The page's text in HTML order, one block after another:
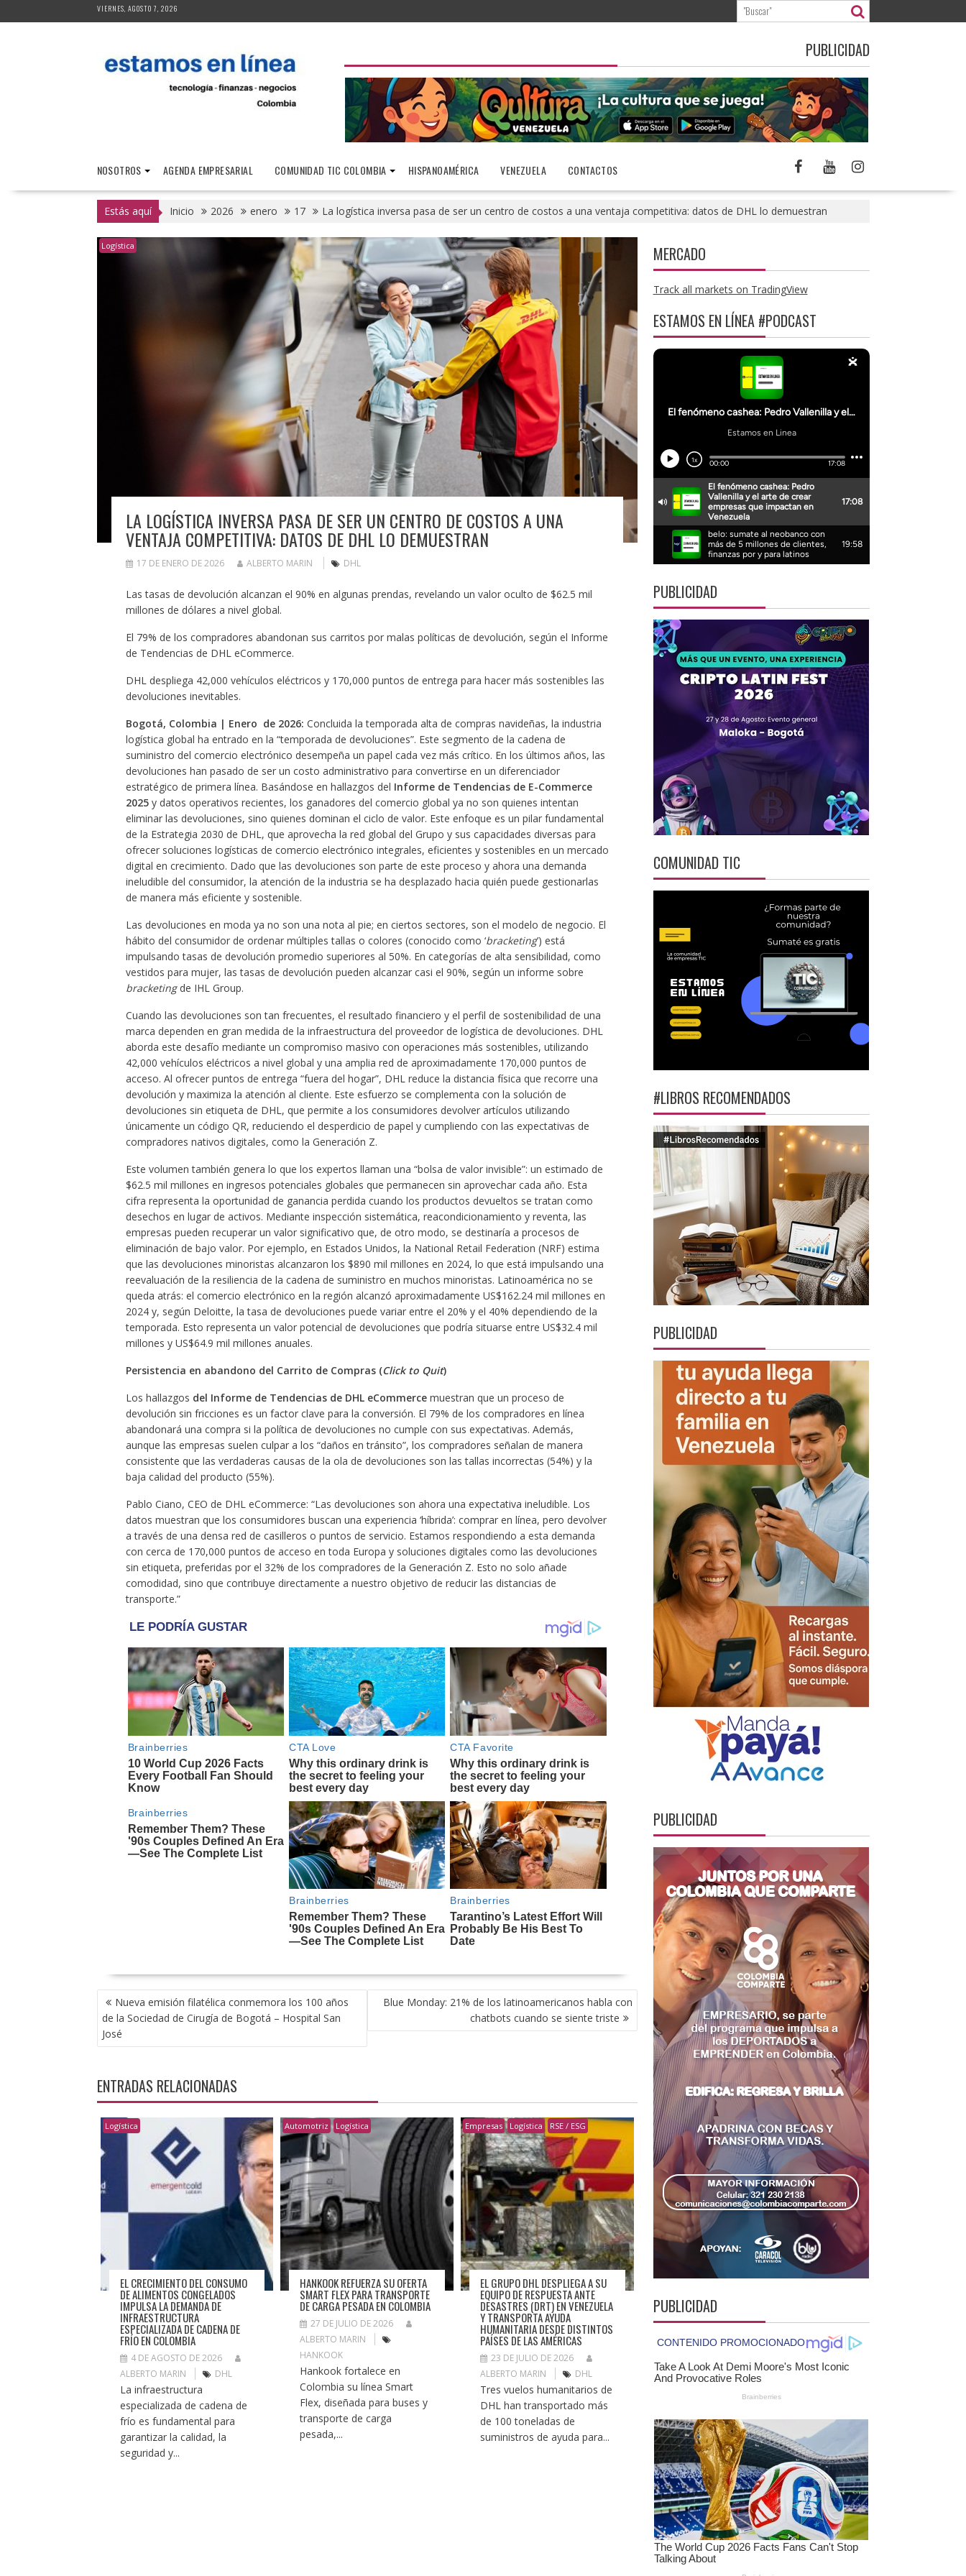
al
VIERNES, AGOSTO 7, 2026
PUBLICIDAD
NOSOTROS AGENDA EMPRESARIAL COMUNIDAD TIC COLOMBIA HISPANOAMÉRICA VENEZUELA CONTACTOS
Estás aquí Inicio 2026 enero 17 La logística inversa pasa de ser un centro de costos a una ventaja competitiva: datos de DHL lo demuestran
Logística
LA LOGÍSTICA INVERSA PASA DE SER UN CENTRO DE COSTOS A UNA
VENTAJA COMPETITIVA: DATOS DE DHL LO DEMUESTRAN
17 DE ENERO DE 2026 ALBERTO MARIN DHL
Las tasas de devolución alcanzan el 90% en algunas prendas, revelando un valor oculto de $62.5 mil
millones de dólares a nivel global.
El 79% de los compradores abandonan sus carritos por malas políticas de devolución, según el Informe
de Tendencias de DHL eCommerce.
DHL despliega 42,000 vehículos eléctricos y 170,000 puntos de entrega para hacer más sostenibles las
devoluciones inevitables.
Bogotá, Colombia | Enero de 2026: Concluida la temporada alta de compras navideñas, la industria
logística global ha entrado en la “temporada de devoluciones”. Este segmento de la cadena de
suministro del comercio electrónico desempeña un papel cada vez más crítico. En los últimos años, las
devoluciones han pasado de ser un costo administrativo para convertirse en un diferenciador
estratégico de primera línea. Basándose en hallazgos del Informe de Tendencias de E-Commerce
2025y datos operativos recientes, los ganadores del comercio global ya no son quienes intentan
eliminar las devoluciones, sino quienes dominan el ciclo de valor. Este enfoque es un pilar fundamental
de la Estrategia 2030 de DHL, que aprovecha la red global del Grupo y sus capacidades diversas para
ofrecer soluciones logísticas de comercio electrónico integrales, eficientes y sostenibles en un mercado
digital en crecimiento. Dado que las devoluciones son parte de este proceso y ahora una demanda
ineludible del consumidor, la atención de la industria se ha desplazado hacia quién puede gestionarlas
de manera más eficiente y sostenible.
Las devoluciones en moda ya no son una nota al pie; en ciertos sectores, son el modelo de negocio. El
hábito del consumidor de ordenar múltiples tallas o colores (conocido como ‘bracketing’) está
impulsando tasas de devolución promedio superiores al 50%. En categorías de alta sensibilidad, como
vestidos para mujer, las tasas de devolución pueden alcanzar casi el 90%, según un informe sobre
bracketingde IHL Group.
Cuando las devoluciones son tan frecuentes, el resultado financiero y el perfil de sostenibilidad de una
marca dependen en gran medida de la infraestructura del proveedor de logística de devoluciones. DHL
aborda este desafío mediante un compromiso masivo con operaciones más sostenibles, utilizando
42,000 vehículos eléctricos a nivel global y una amplia red de aproximadamente 170,000 puntos de
acceso. Al ofrecer puntos de entrega “fuera del hogar”, DHL reduce la distancia física que recorre una
devolución y maximiza la atención al cliente. Este esfuerzo se complementa con la solución de
devoluciones sin etiqueta de DHL, que permite a los consumidores devolver artículos utilizando
únicamente un código QR, reduciendo el desperdicio de papel y cumpliendo con las expectativas de
compradores nativos digitales, como la Generación Z.
Este volumen también genera lo que los expertos llaman una “bolsa de valor invisible”: un estimado de
$62.5 mil millones en ingresos potenciales globales que permanecen sin aprovechar cada año. Esta
cifra representa la oportunidad de ganancia perdida cuando los productos devueltos se tratan como
desechos en lugar de activos. Mediante inspección sistemática, reacondicionamiento y reventa, las
empresas pueden recuperar un valor significativo que, de otro modo, se destinaría a procesos de
eliminación de bajo valor. Por ejemplo, en Estados Unidos, la National Retail Federation (NRF) estima
que las devoluciones minoristas alcanzaron los $890 mil millones en 2024, lo que está impulsando una
reevaluación de la resiliencia de la cadena de suministro en muchos minoristas. Latinoamérica no se
queda atrás: el comercio electrónico en la región alcanzó aproximadamente US$162.24 mil millones en
2024 y, según Deloitte, la tasa de devoluciones puede variar entre el 20% y el 40% dependiendo de la
temporada. Esto representa un valor potencial de devoluciones que podría situarse entre US$32.4 mil
millones y US$64.9 mil millones anuales.
Persistencia en abandono del Carrito de Compras (Click to Quit)
Los hallazgos del Informe de Tendencias de DHL eCommercemuestran que un proceso de
devolución sin fricciones es un factor clave para la conversión. El 79% de los compradores en línea
abandonará una compra si la política de devoluciones no cumple con sus expectativas. Además,
aunque las empresas suelen culpar a los “daños en tránsito”, los compradores señalan de manera
consistente que las verdaderas causas de la ola de devoluciones son las tallas incorrectas (54%) y la
baja calidad del producto (55%).
Pablo Ciano, CEO de DHL eCommerce: “Las devoluciones son ahora una expectativa ineludible. Los
datos muestran que los consumidores buscan una experiencia ‘híbrida’: comprar en línea, pero devolver
a través de una densa red de casilleros o puntos de servicio. Estamos respondiendo a esta demanda
con cerca de 170,000 puntos de acceso en toda Europa y soluciones digitales como las devoluciones
sin etiqueta, preferidas por el 32% de los compradores de la Generación Z. Esto no solo añade
comodidad, sino que contribuye directamente a nuestro objetivo de reducir las distancias de
transporte.”
NAVEGACIÓN
DE
ENTRADAS
Nueva emisión filatélica conmemora los 100 años
de la Sociedad de Cirugía de Bogotá – Hospital San
José
Blue Monday: 21% de los latinoamericanos habla con
chatbots cuando se siente triste
ENTRADAS RELACIONADAS
Logística
EL CRECIMIENTO DEL CONSUMO
DE ALIMENTOS CONGELADOS
IMPULSA LA DEMANDA DE
INFRAESTRUCTURA
ESPECIALIZADA DE CADENA DE
FRÍO EN COLOMBIA
4 DE AGOSTO DE 2026
ALBERTO MARIN
DHL
La infraestructura
especializada de cadena de
frío es fundamental para
garantizar la calidad, la
seguridad y...
Automotriz Logística
HANKOOK REFUERZA SU OFERTA
SMART FLEX PARA TRANSPORTE
DE CARGA PESADA EN COLOMBIA
27 DE JULIO DE 2026
ALBERTO MARIN
HANKOOK
Hankook fortalece en
Colombia su línea Smart
Flex, diseñada para buses y
transporte de carga
pesada,...
Empresas Logística RSE / ESG
EL GRUPO DHL DESPLIEGA A SU
EQUIPO DE RESPUESTA ANTE
DESASTRES (DRT) EN VENEZUELA
Y TRANSPORTA AYUDA
HUMANITARIA DESDE DISTINTOS
PAÍSES DE LAS AMÉRICAS
23 DE JULIO DE 2026
ALBERTO MARIN
DHL
Tres vuelos humanitarios de
DHL han transportado más
de 100 toneladas de
suministros de ayuda para...
MERCADO
Track all markets on TradingView
ESTAMOS EN LÍNEA #PODCAST
PUBLICIDAD
COMUNIDAD TIC
#LIBROS RECOMENDADOS
PUBLICIDAD
PUBLICIDAD
PUBLICIDAD